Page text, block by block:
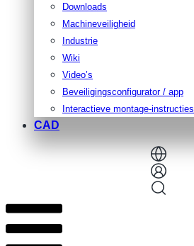
Downloads
Machineveiligheid
Industrie
Wiki
Video’s
Beveiligingsconfigurator / app
Interactieve montage-instructies
CAD